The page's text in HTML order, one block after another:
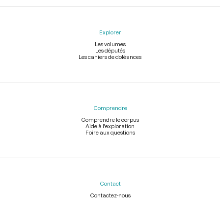
Explorer
Les volumes
Les députés
Les cahiers de doléances
Comprendre
Comprendre le corpus
Aide à l'exploration
Foire aux questions
Contact
Contactez-nous